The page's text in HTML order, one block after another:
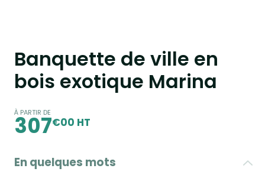
Banquette de ville en
bois exotique Marina
À PARTIR DE
307€00 HT
En quelques mots